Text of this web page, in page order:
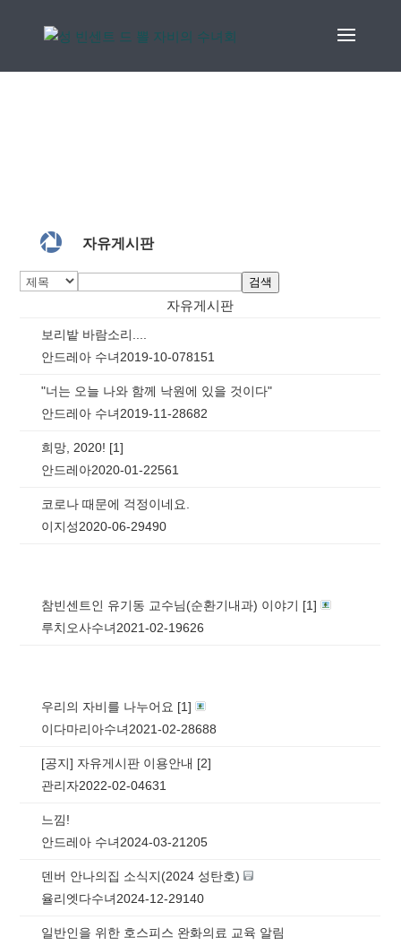
 자유게시판
검색
자유게시판
보리밭 바람소리....
안드레아 수녀2019-10-078151
"너는 오늘 나와 함께 낙원에 있을 것이다"
안드레아 수녀2019-11-28682
희망, 2020! [1]
안드레아2020-01-22561
코로나 때문에 걱정이네요.
이지성2020-06-29490
참빈센트인 유기동 교수님(순환기내과) 이야기 [1]
루치오사수녀2021-02-19626
우리의 자비를 나누어요 [1]
이다마리아수녀2021-02-28688
[공지] 자유게시판 이용안내 [2]
관리자2022-02-04631
느낌!
안드레아 수녀2024-03-21 205
덴버 안나의집 소식지(2024 성탄호)
율리엣다수녀2024-12-29140
일반인을 위한 호스피스 완화의료 교육 알림